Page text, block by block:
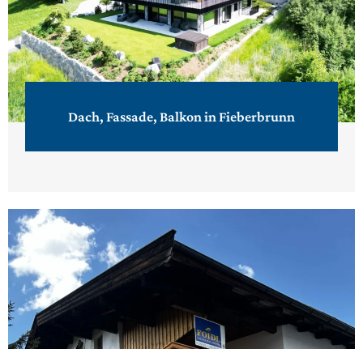
Dach, Fassade, Balkon in Fieberbrunn